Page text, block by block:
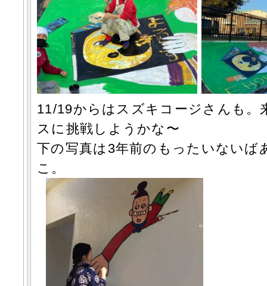
11/19からはスズキコージさんも。
スに挑戦しようかな〜
下の写真は3年前のもったいないば
こ。